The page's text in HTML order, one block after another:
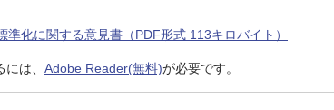
化に関する意見書（PDF形式 113キロバイト）
は、 Adobe Reader(無料)が必要です。